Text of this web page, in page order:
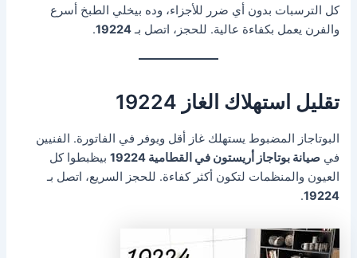
كل الترسبات بدون أي ضرر للأجزاء، وده بيخلي الطبخ أسرع
والفرن يعمل بكفاءة عالية. للحجز، اتصل بـ19224
.
تقليل استهلاك الغاز 19224
البوتاجاز المضبوط يستهلك غاز أقل ويوفر في الفاتورة. الفنيين
فيصيانة بوتاجاز أريستون في القطامية 19224
بيظبطوا كل
العيون والمنظمات لتكون أكثر كفاءة. للحجز السريع، اتصل بـ
19224
.